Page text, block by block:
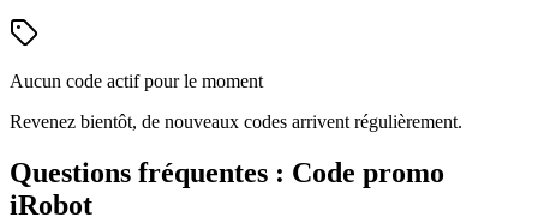
Aucun code actif pour le moment
Revenez bientôt, de nouveaux codes arrivent régulièrement.
Questions fréquentes : Code promo
iRobot